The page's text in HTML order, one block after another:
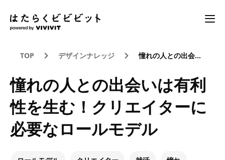
TOP デザインナレッジ 憧れの人との出会いは有利性を生む！クリエイターに必要なロールモデル
憧れの人との出会いは有利
性を生む！クリエイターに
必要なロールモデル